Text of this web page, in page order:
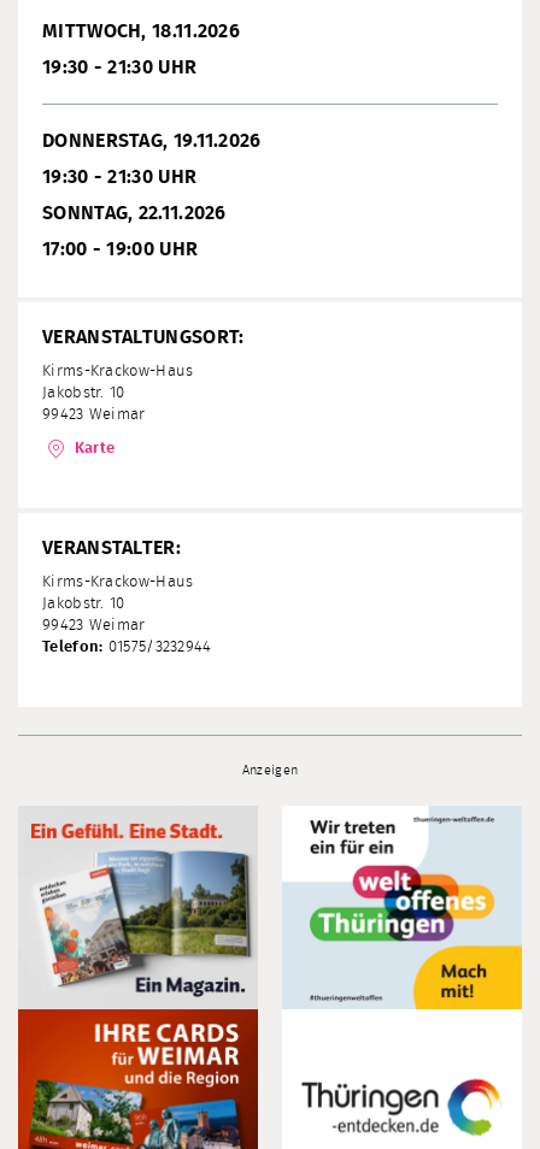
MITTWOCH, 18.11.2026
19:30 - 21:30 UHR
DONNERSTAG, 19.11.2026
19:30 - 21:30 UHR
SONNTAG, 22.11.2026
17:00 - 19:00 UHR
VERANSTALTUNGSORT:
Kirms-Krackow-Haus
Jakobstr. 10
99423 Weimar
Karte
VERANSTALTER:
Kirms-Krackow-Haus
Jakobstr. 10
99423 Weimar
Telefon: 01575/3232944
Anzeigen